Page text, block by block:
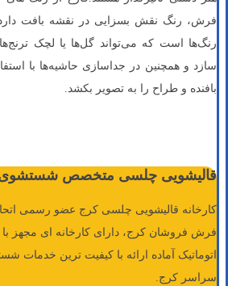
فرش، رنگ نقش بسزایی در نقشه بافت
رنگ‌ها است که می‌تواند گل‌ها یا لچک ترنج‌ها
سازد و همچنین در جداسازی‌ حاشیه‌ها با
بافنده و طراح را به تصویر بکشد.
قالیشویی چلسی متخصص شستشوی
کارخانه قالیشویی چلسی کرج عضو رسمی
فرش فروشان کرج، دارای کارخانه ای مجهز با
اتوماتیک آماده ارائه با کیفیت ترین خدمات
سراسر کرج.